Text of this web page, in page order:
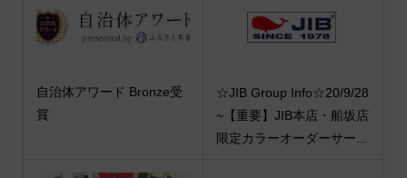
自治体アワード Bronze受
賞
☆JIB Group Info☆20/9/28
~【重要】JIB本店・船坂店
限定カラーオーダーサー...